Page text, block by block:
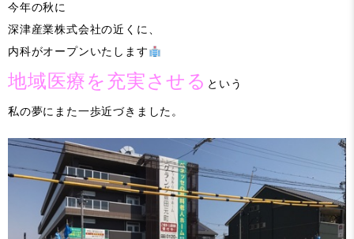
今年の秋に
深津産業株式会社の近くに、
内科がオープンいたします
地域医療を充実させる という
私の夢にまた一歩近づきました。